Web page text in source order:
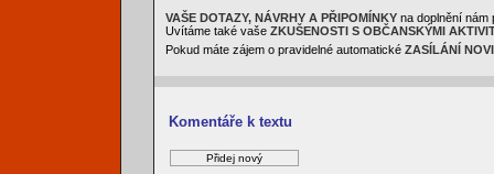
VAŠE DOTAZY, NÁVRHY A PŘIPOMÍNKY na doplnění
Uvítáme také vaše ZKUŠENOSTI S OBČANSKÝMI
Pokud máte zájem o pravidelné automatické ZASÍLÁNÍ
Komentáře k textu